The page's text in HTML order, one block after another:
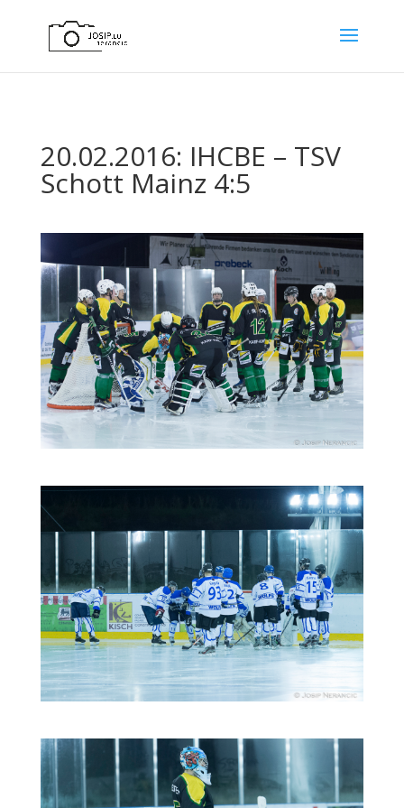
20.02.2016: IHCBE – TSV
Schott Mainz 4:5